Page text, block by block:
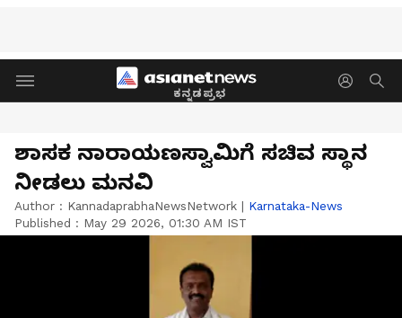
ಕನ್ನಡಪ್ರಭ
ಶಾಸಕ ನಾರಾಯಣಸ್ವಾಮಿಗೆ ಸಚಿವ ಸ್ಥಾನ
ನೀಡಲು ಮನವಿ
Author : KannadaprabhaNewsNetwork | Karnataka-News
Published : May 29 2026, 01:30 AM IST